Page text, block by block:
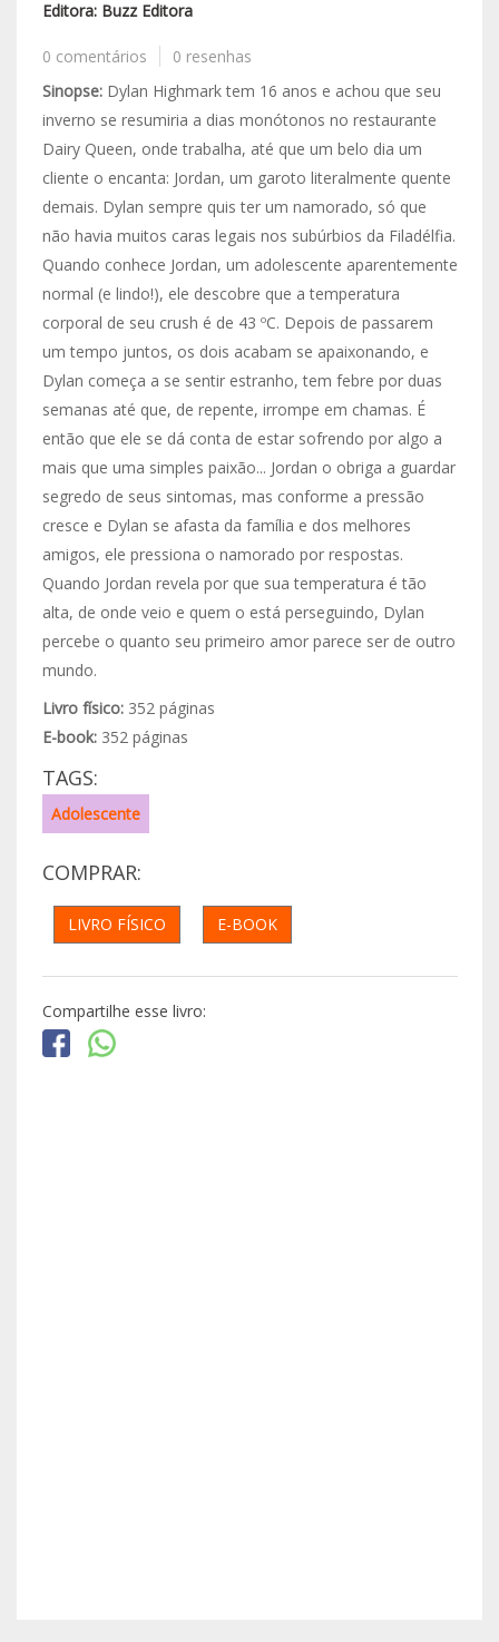
Editora: Buzz Editora
0 comentários
0 resenhas
Sinopse:Dylan Highmark tem 16 anos e achou que seu
inverno se resumiria a dias monótonos no restaurante
Dairy Queen, onde trabalha, até que um belo dia um
cliente o encanta: Jordan, um garoto literalmente quente
demais. Dylan sempre quis ter um namorado, só que
não havia muitos caras legais nos subúrbios da Filadélfia.
Quando conhece Jordan, um adolescente aparentemente
normal (e lindo!), ele descobre que a temperatura
corporal de seu crush é de 43 ºC. Depois de passarem
um tempo juntos, os dois acabam se apaixonando, e
Dylan começa a se sentir estranho, tem febre por duas
semanas até que, de repente, irrompe em chamas. É
então que ele se dá conta de estar sofrendo por algo a
mais que uma simples paixão... Jordan o obriga a guardar
segredo de seus sintomas, mas conforme a pressão
cresce e Dylan se afasta da família e dos melhores
amigos, ele pressiona o namorado por respostas.
Quando Jordan revela por que sua temperatura é tão
alta, de onde veio e quem o está perseguindo, Dylan
percebe o quanto seu primeiro amor parece ser de outro
mundo.
Livro físico:352 páginas
E-book:352 páginas
TAGS:
Adolescente
COMPRAR:
LIVRO FÍSICO E-BOOK
Compartilhe esse livro: